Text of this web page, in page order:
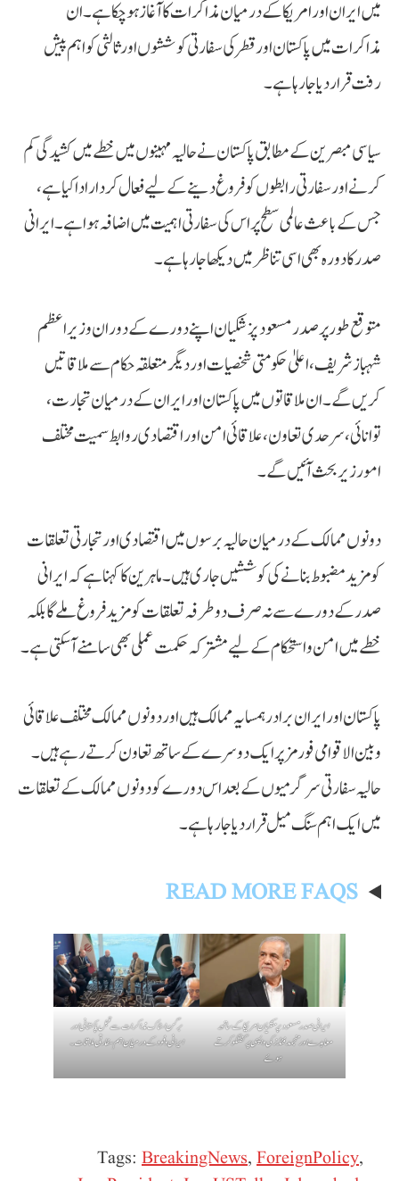
میں ایران اور امریکا کے درمیان مذاکرات کا آغاز ہو چکا ہے۔ ان
مذاکرات میں پاکستان اور قطر کی سفارتی کوششوں اور ثالثی کو اہم پیش
رفت قرار دیا جا رہا ہے۔
سیاسی مبصرین کے مطابق پاکستان نے حالیہ مہینوں میں خطے میں کشیدگی کم
کرنے اور سفارتی رابطوں کو فروغ دینے کے لیے فعال کردار ادا کیا ہے،
جس کے باعث عالمی سطح پر اس کی سفارتی اہمیت میں اضافہ ہوا ہے۔ ایرانی
صدر کا دورہ بھی اسی تناظر میں دیکھا جا رہا ہے۔
متوقع طور پر صدر مسعود پزشکیان اپنے دورے کے دوران وزیراعظم
شہباز شریف، اعلیٰ حکومتی شخصیات اور دیگر متعلقہ حکام سے ملاقاتیں
کریں گے۔ ان ملاقاتوں میں پاکستان اور ایران کے درمیان تجارت،
توانائی، سرحدی تعاون، علاقائی امن اور اقتصادی روابط سمیت مختلف
امور زیر بحث آئیں گے۔
دونوں ممالک کے درمیان حالیہ برسوں میں اقتصادی اور تجارتی تعلقات
کو مزید مضبوط بنانے کی کوششیں جاری ہیں۔ ماہرین کا کہنا ہے کہ ایرانی
صدر کے دورے سے نہ صرف دوطرفہ تعلقات کو مزید فروغ ملے گا بلکہ
خطے میں امن و استحکام کے لیے مشترکہ حکمت عملی بھی سامنے آ سکتی ہے۔
پاکستان اور ایران برادر ہمسایہ ممالک ہیں اور دونوں ممالک مختلف علاقائی
و بین الاقوامی فورمز پر ایک دوسرے کے ساتھ تعاون کرتے رہے ہیں۔
حالیہ سفارتی سرگرمیوں کے بعد اس دورے کو دونوں ممالک کے تعلقات
میں ایک اہم سنگ میل قرار دیا جا رہا ہے۔
READ MORE FAQS
ایرانی صدر مسعود پزشکیان امریکا کے ساتھ
معاہدے اور منجمد فنڈز کی واپسی پر گفتگو کرتے
ہوئے
برگن اسٹاک مذاکرات سے قبل پاکستانی اور
ایرانی وفود کے درمیان اہم سفارتی ملاقات۔
Tags: BreakingNews, ForeignPolicy,